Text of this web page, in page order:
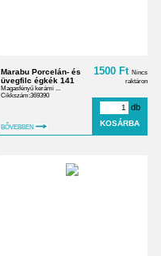
Marabu Porcelán- és
üvegfilc égkék 141
Magasfényű kerámi ...
Cikkszám:369390
BŐVEBBEN
1500 Ft Nincs
raktáron
db